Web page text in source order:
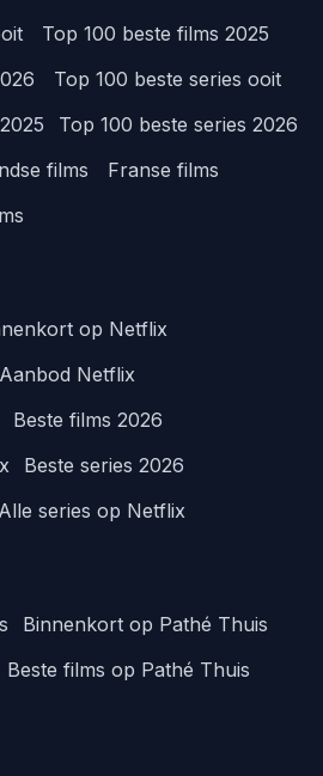
Top 100 beste films 2025
Top 100 beste series ooit
Top 100 beste series 2026
films
Franse films
op Netflix
Aanbod Netflix
Beste films 2026
Beste series 2026
Alle series op Netflix
Binnenkort op Pathé Thuis
Beste films op Pathé Thuis